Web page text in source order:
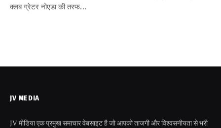
क्लब ग्रेटर नोएडा की तरफ…
JV MEDIA
JV मीडिया एक प्रमुख समाचार वेबसाइट है जो आपको ताजगी और विश्वसनीयता से भरी